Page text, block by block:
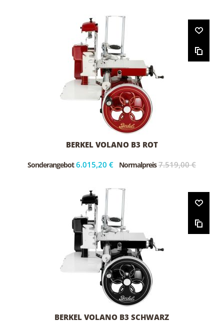
BERKEL VOLANO B3 ROT
Sonderangebot 6.015,20 € Normalpreis 7.519,00 €
BERKEL VOLANO B3 SCHWARZ